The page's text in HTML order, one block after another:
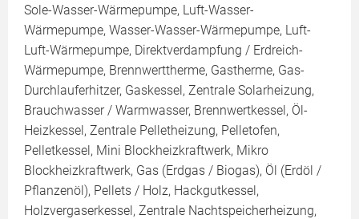
Sole-Wasser-Wärmepumpe, Luft-Wasser-
Wärmepumpe, Wasser-Wasser-Wärmepumpe, Luft-
Luft-Wärmepumpe, Direktverdampfung / Erdreich-
Wärmepumpe, Brennwerttherme, Gastherme, Gas-
Durchlauferhitzer, Gaskessel, Zentrale Solarheizung,
Brauchwasser / Warmwasser, Brennwertkessel, Öl-
Heizkessel, Zentrale Pelletheizung, Pelletofen,
Pelletkessel, Mini Blockheizkraftwerk, Mikro
Blockheizkraftwerk, Gas (Erdgas / Biogas), Öl (Erdöl /
Pflanzenöl), Pellets / Holz, Hackgutkessel,
Holzvergaserkessel, Zentrale Nachtspeicherheizung,